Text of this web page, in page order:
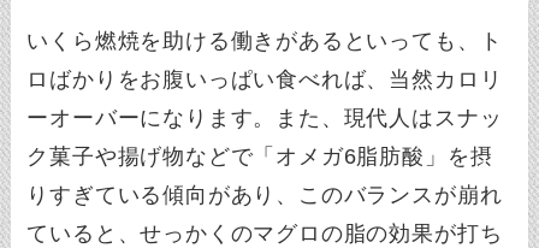
いくら燃焼を助ける働きがあるといっても、ト
ロばかりをお腹いっぱい食べれば、当然カロリ
ーオーバーになります。また、現代人はスナッ
ク菓子や揚げ物などで「オメガ6脂肪酸」を摂
りすぎている傾向があり、このバランスが崩れ
ていると、せっかくのマグロの脂の効果が打ち